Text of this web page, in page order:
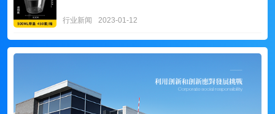
行业新闻 2023-01-12